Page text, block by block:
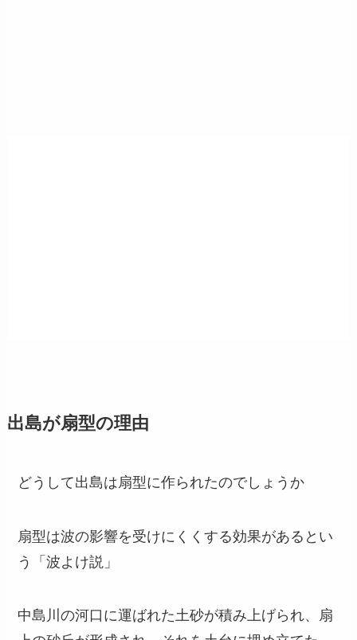
出島が扇型の理由
どうして出島は扇型に作られたのでしょうか
扇型は波の影響を受けにくくする効果があるとい
う「波よけ説」
中島川の河口に運ばれた土砂が積み上げられ、扇